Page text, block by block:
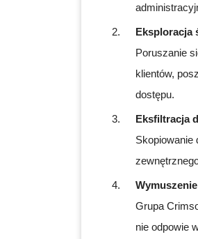
Eksploracja
Poruszanie
klientów,
dostępu.
Eksfiltracja
Skopiowanie
Grupa
nie odpowie